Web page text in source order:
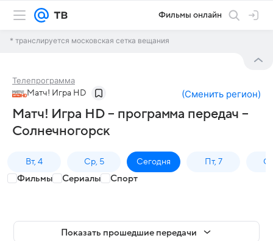
Фильмы онлайн
* транслируется московская сетка вещания
Телепрограмма
Матч! Игра HD (Сменить регион)
Матч! Игра HD – программа передач –
Солнечногорск
Вт, 4 Ср, 5 Сегодня Пт, 7
Фильмы Сериалы Спорт
Показать прошедшие передачи